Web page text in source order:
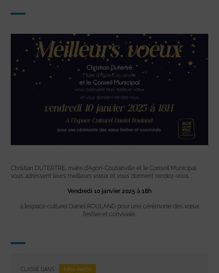
Christian DUTERTRE, maire d’Agon-Coutainville et le Conseil Municipal
vous adressent leurs meilleurs vœux et vous donnent rendez-vous :
Vendredi 10 janvier 2025 à 18h
à l’espace culturel Daniel ROULAND pour une cérémonie des vœux
festive et conviviale.
CLASSÉ DANS : Infos mairie